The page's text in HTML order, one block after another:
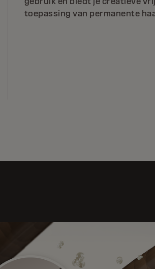
toepassing van permanente